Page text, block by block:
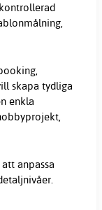
skapa tydliga
enkla
anpassa